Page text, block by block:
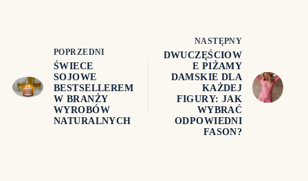
POPRZEDNI
ŚWIECE
SOJOWE
BESTSELLEREM
W BRANŻY
WYROBÓW
NATURALNYCH
NASTĘPNY
DWUCZĘŚCIOW
E PIŻAMY
DAMSKIE DLA
KAŻDEJ
FIGURY: JAK
WYBRAĆ
ODPOWIEDNI
FASON?